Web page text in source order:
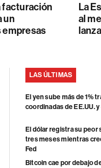
facturación
un
empresas
La
al
LAS ÚLTIMAS
El yen sube más de 1%
coordinadas de EE.UU.
El dólar registra su peor
tres meses mientras
Fed
Bitcoin cae por debajo